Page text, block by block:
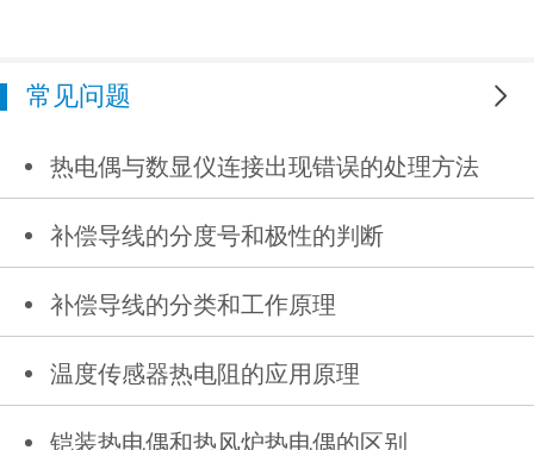
常见问题
热电偶与数显仪连接出现错误的处理方法
补偿导线的分度号和极性的判断
补偿导线的分类和工作原理
温度传感器热电阻的应用原理
铠装热电偶和热风炉热电偶的区别